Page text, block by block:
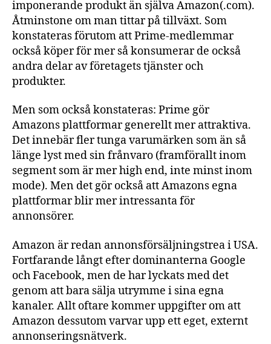
imponerande produkt än själva Amazon(.com).
Åtminstone om man tittar på tillväxt. Som
konstateras förutom att Prime-medlemmar
också köper för mer så konsumerar de också
andra delar av företagets tjänster och
produkter.
Men som också konstateras: Prime gör
Amazons plattformar generellt mer attraktiva.
Det innebär fler tunga varumärken som än så
länge lyst med sin frånvaro (framförallt inom
segment som är mer high end, inte minst inom
mode). Men det gör också att Amazons egna
plattformar blir mer intressanta för
annonsörer.
Amazon är redan annonsförsäljningstrea i USA.
Fortfarande långt efter dominanterna Google
och Facebook, men de har lyckats med det
genom att bara sälja utrymme i sina egna
kanaler. Allt oftare kommer uppgifter om att
Amazon dessutom varvar upp ett eget, externt
annonseringsnätverk.